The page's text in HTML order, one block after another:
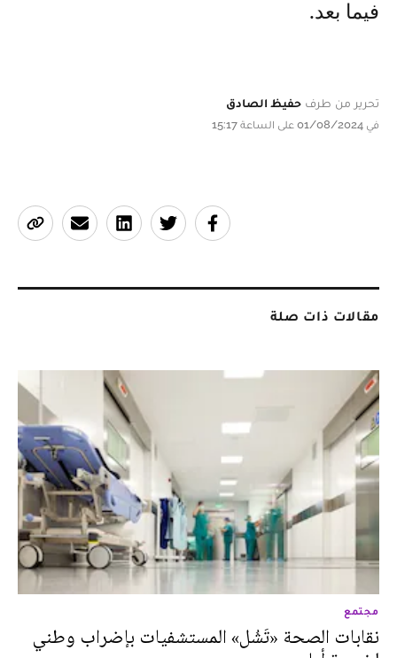
فيما بعد.
تحرير من طرف حفيظ الصادق
في 01/08/2024 على الساعة 15:17
مقالات ذات صلة
مجتمع
نقابات الصحة «تَشُل» المستشفيات بإضراب وطني